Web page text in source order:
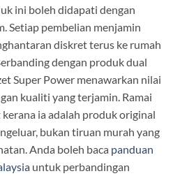
ini boleh didapati dengan
Setiap pembelian menjamin
diskret terus ke rumah
dengan produk dual
Super Power menawarkan nilai
kualiti yang terjamin. Ramai
ia adalah produk original
bukan tiruan murah yang
Anda boleh baca panduan
untuk perbandingan